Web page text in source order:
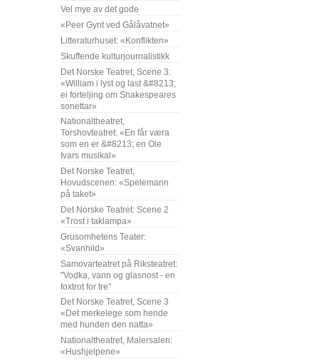
Vel mye av det gode
«Peer Gynt ved Gålåvatnet»
Litteraturhuset: «Konflikten»
Skuffende kulturjournalistikk
Det Norske Teatret, Scene 3:
«William i lyst og last &#8213;
ei forteljing om Shakespeares
sonettar»
Nationaltheatret,
Torshovteatret: «En får væra
som en er &#8213; en Ole
Ivars musikal»
Det Norske Teatret,
Hovudscenen: «Spelemann
på taket»
Det Norske Teatret: Scene 2
«Trost i taklampa»
Grusomhetens Teater:
«Svanhild»
Samovarteatret på Riksteatret:
"Vodka, vann og glasnost - en
foxtrot for tre"
Det Norske Teatret, Scene 3
«Det merkelege som hende
med hunden den natta»
Nationaltheatret, Malersalen:
«Hushjelpene»